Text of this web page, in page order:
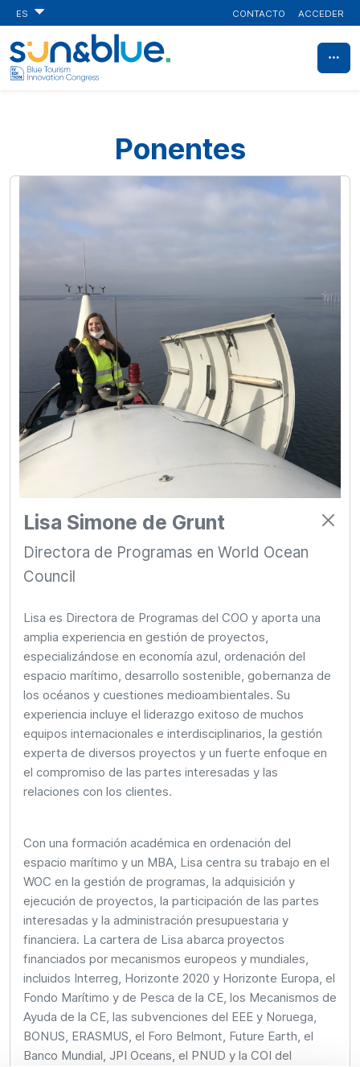
ES CONTACTO ACCEDER
Ponentes
Lisa Simone de Grunt
Directora de Programas en World Ocean
Council
Lisa es Directora de Programas del COO y aporta una
amplia experiencia en gestión de proyectos,
especializándose en economía azul, ordenación del
espacio marítimo, desarrollo sostenible, gobernanza de
los océanos y cuestiones medioambientales. Su
experiencia incluye el liderazgo exitoso de muchos
equipos internacionales e interdisciplinarios, la gestión
experta de diversos proyectos y un fuerte enfoque en
el compromiso de las partes interesadas y las
relaciones con los clientes.
Con una formación académica en ordenación del
espacio marítimo y un MBA, Lisa centra su trabajo en el
WOC en la gestión de programas, la adquisición y
ejecución de proyectos, la participación de las partes
interesadas y la administración presupuestaria y
financiera. La cartera de Lisa abarca proyectos
financiados por mecanismos europeos y mundiales,
incluidos Interreg, Horizonte 2020 y Horizonte Europa, el
Fondo Marítimo y de Pesca de la CE, los Mecanismos de
Ayuda de la CE, las subvenciones del EEE y Noruega,
BONUS, ERASMUS, el Foro Belmont, Future Earth, el
Banco Mundial, JPI Oceans, el PNUD y la COI del